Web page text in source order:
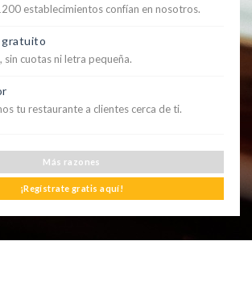
establecimientos confían en nosotros.
gratuito
sin cuotas ni letra pequeña.
tu restaurante a clientes cerca de ti.
Más razones
¡Regístrate gratis aquí!